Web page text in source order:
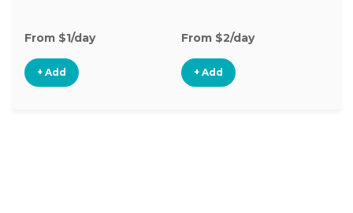
From $1/day
+ Add
From $2/day
+ Add